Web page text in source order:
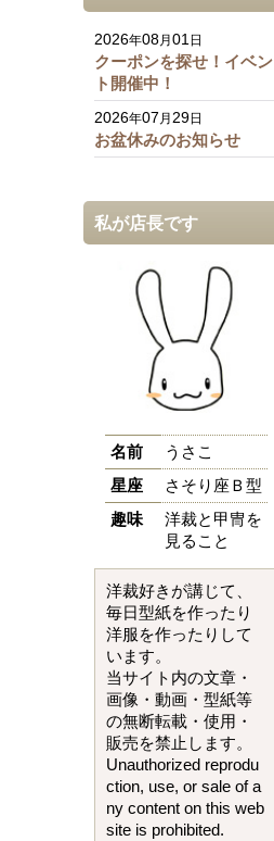
2026年08月01 日
クーポンを探せ！イベン
ト開催中！
2026年07 月 29日
お盆休みのお知らせ
私が店長です
名前
うさこ
星座
さそり座Ｂ型
趣味
洋裁と甲冑を
見ること
洋裁好きが講じて、
毎日型紙を作ったり
洋服を作ったりして
います。
当サイト内の文章・
画像・動画・型紙等
の無断転載・使用・
販売を禁止します。
Unauthorized reprodu
ction, use, or sale of a
ny content on this web
site is prohibited.